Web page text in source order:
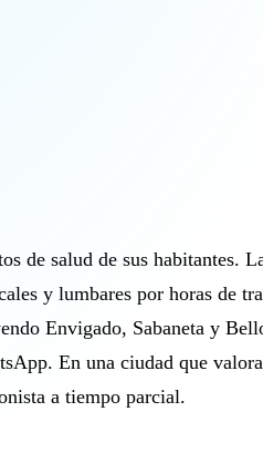
de salud de sus habitantes.
y lumbares por horas de
Envigado, Sabaneta y
En una ciudad que
a tiempo parcial.